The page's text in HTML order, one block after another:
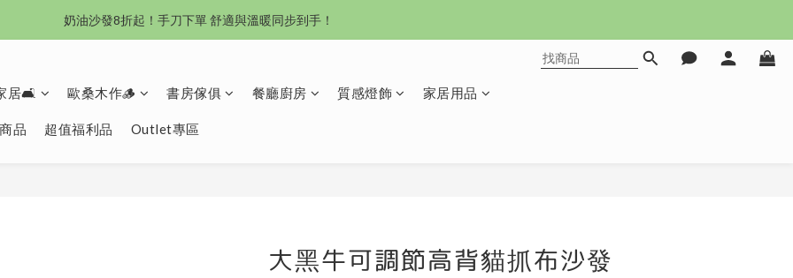
沙發新登場｜想躺就躺，頭等艙到商務艙一次擁有
奶油沙發8折起！手刀下單 舒適與溫暖同步到手！
沙發新登場｜想躺就躺，頭等艙到商務艙一次擁有
居🛋️ 歐桑木作🪵 書房傢俱 餐廳廚房 質感燈飾 家居用品
品 超值福利品 Outlet專區
大黑牛可調節高背貓抓布沙發